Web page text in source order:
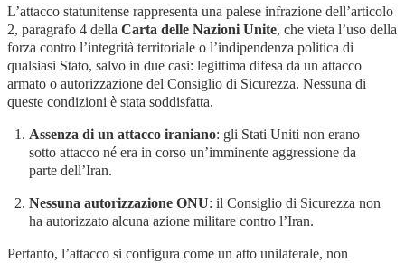
L’attacco statunitense rappresenta una palese infrazione dell’articolo
2, paragrafo 4 della Carta delle Nazioni Unite, che vieta l’uso della
forza contro l’integrità territoriale o l’indipendenza politica di
qualsiasi Stato, salvo in due casi: legittima difesa da un attacco
armato o autorizzazione del Consiglio di Sicurezza. Nessuna di
queste condizioni è stata soddisfatta.
Assenza di un attacco iraniano: gli Stati Uniti non erano
sotto attacco né era in corso un’imminente aggressione da
parte dell’Iran.
Nessuna autorizzazione ONU: il Consiglio di Sicurezza non
ha autorizzato alcuna azione militare contro l’Iran.
Pertanto, l’attacco si configura come un atto unilaterale, non